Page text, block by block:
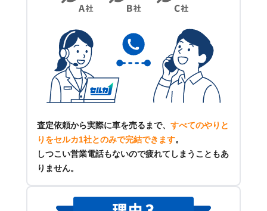
査定依頼から実際に車を売るまで、 すべてのやりと
りをセルカ1社とのみで完結できます。
しつこい営業電話もないので疲れてしまうこともあ
りません。